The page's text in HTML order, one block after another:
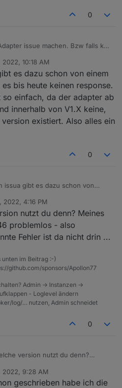
0
issue machen. Bzw falls knx
10:18 AM
es dazu schon von einem
bis heute keinen response.
einfach, da der adapter ab
innerhalb von V1.X keine,
existiert. Also alles ein
0
issua gibt es dazu schon von
ist halt nicht so einfach, da
kostenpflichtig wird und innerhalb
mich funktionierende, version
ein wenig kompliziert :(
2022, 4:16 PM
nutzt du denn? Meines
problemlos - also
Fehler ist da nicht drin ...
unten im Beitrag :-)
github.com/sponsors/Apollon77
Admin -> Instanzen ->
- Loglevel ändern
log/… nutzen, Admin schneidet
0
version nutzt du denn?
genannte Fehler ist da nicht drin
2022, 9:28 AM
geschrieben habe ich die